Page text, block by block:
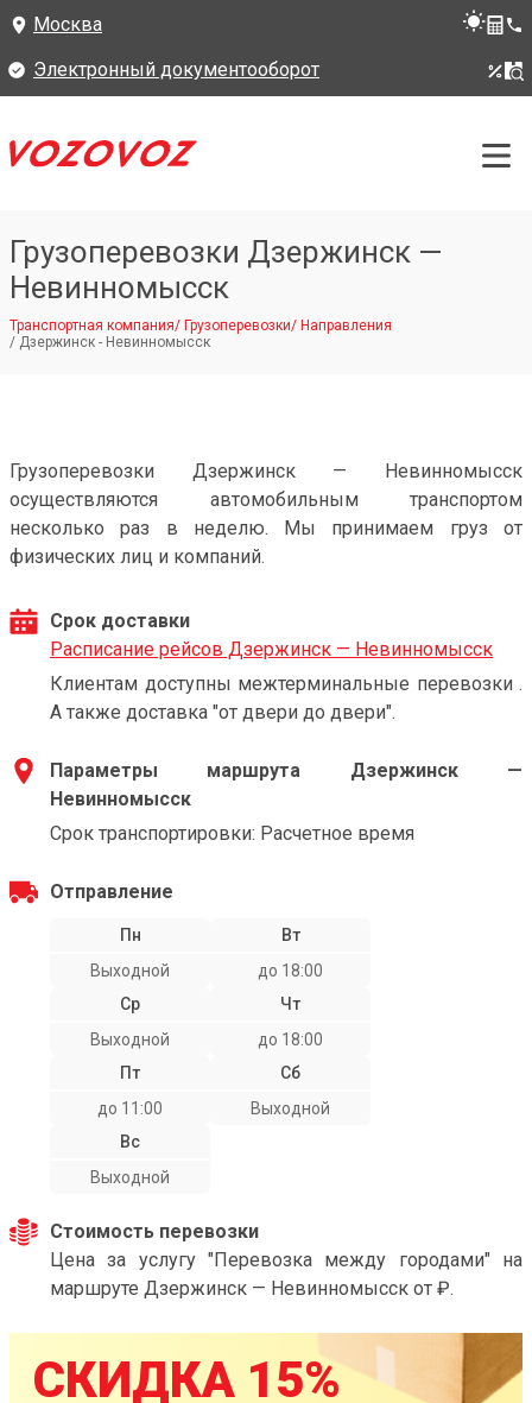
Москва
Электронный документооборот
Грузоперевозки Дзержинск —
Невинномысск
Транспортная компания/ Грузоперевозки/ Направления
/ Дзержинск - Невинномысск
Грузоперевозки Дзержинск — Невинномысск
осуществляются автомобильным транспортом
несколько раз в неделю. Мы принимаем груз от
физических лиц и компаний.
Срок доставки
Расписание рейсов Дзержинск — Невинномысск
Клиентам доступны межтерминальные перевозки .
А также доставка "от двери до двери".
Параметры маршрута Дзержинск —
Невинномысск
Срок транспортировки: Расчетное время
Отправление
Пн
Выходной
Вт
до 18:00
Ср
Выходной
Чт
до 18:00
Пт
до 11:00
Сб
Выходной
Вс
Выходной
Стоимость перевозки
Цена за услугу "Перевозка между городами" на
маршруте Дзержинск — Невинномысск от ₽.
СКИДКА 15%